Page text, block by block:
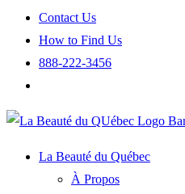
Contact Us
How to Find Us
888-222-3456
La Beauté du Québec
À Propos